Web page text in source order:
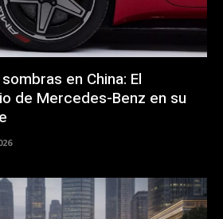
en China: El
de Mercedes-Benz en su